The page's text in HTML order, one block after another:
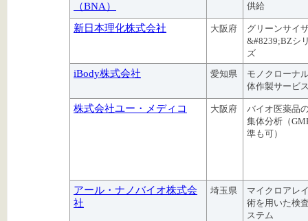
（BNA）
供給
新日本理化株式会社 大阪府
グリーンサイ
&#8239;BZシ
ズ
iBody株式会社 愛知県
モノクローナ
体作製サービ
株式会社ユー・メディコ 大阪府
バイオ医薬品
集体分析（
準も可）
アール・ナノバイオ株式会
社
埼玉県
マイクロアレ
術を用いた検
ステム